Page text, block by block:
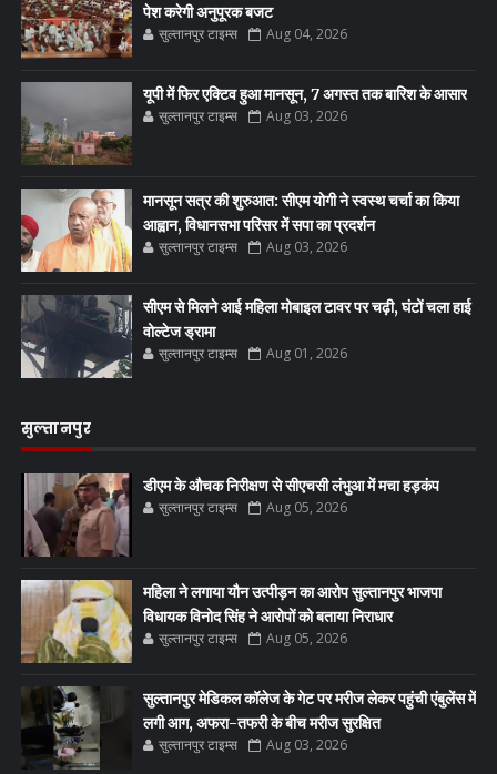
पेश करेगी अनुपूरक बजट
सुल्तानपुर टाइम्स Aug 04, 2026
यूपी में फिर एक्टिव हुआ मानसून, 7 अगस्त तक बारिश के आसार
सुल्तानपुर टाइम्स Aug 03, 2026
मानसून सत्र की शुरुआत: सीएम योगी ने स्वस्थ चर्चा का किया
आह्वान, विधानसभा परिसर में सपा का प्रदर्शन
सुल्तानपुर टाइम्स Aug 03, 2026
सीएम से मिलने आई महिला मोबाइल टावर पर चढ़ी, घंटों चला हाई
वोल्टेज ड्रामा
सुल्तानपुर टाइम्स Aug 01, 2026
सुल्तानपुर
डीएम के औचक निरीक्षण से सीएचसी लंभुआ में मचा हड़कंप
सुल्तानपुर टाइम्स Aug 05, 2026
महिला ने लगाया यौन उत्पीड़न का आरोप सुल्तानपुर भाजपा
विधायक विनोद सिंह ने आरोपों को बताया निराधार
सुल्तानपुर टाइम्स Aug 05, 2026
सुल्तानपुर मेडिकल कॉलेज के गेट पर मरीज लेकर पहुंची एंबुलेंस में
लगी आग, अफरा-तफरी के बीच मरीज सुरक्षित
सुल्तानपुर टाइम्स Aug 03, 2026